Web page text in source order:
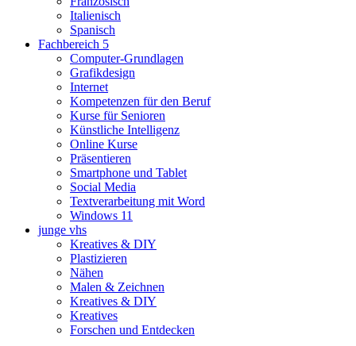
Italienisch
Spanisch
Fachbereich 5
Computer-Grundlagen
Grafikdesign
Internet
Kompetenzen für den Beruf
Kurse für Senioren
Künstliche Intelligenz
Online Kurse
Präsentieren
Smartphone und Tablet
Social Media
Textverarbeitung mit Word
Windows 11
junge vhs
Kreatives & DIY
Plastizieren
Nähen
Malen & Zeichnen
Kreatives & DIY
Kreatives
Forschen und Entdecken